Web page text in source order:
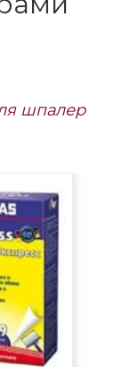
шпалер